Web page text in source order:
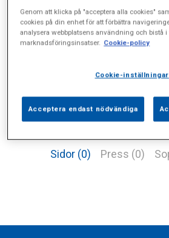
Sidor (0) Press (0)
Genom att klicka på "acceptera alla cookies"
cookies på din enhet för att förbättra
analysera webbplatsens användning och bistå i
marknadsföringsinsatser. Cookie-policy
Cookie-inställningar
Acceptera endast nödvändiga